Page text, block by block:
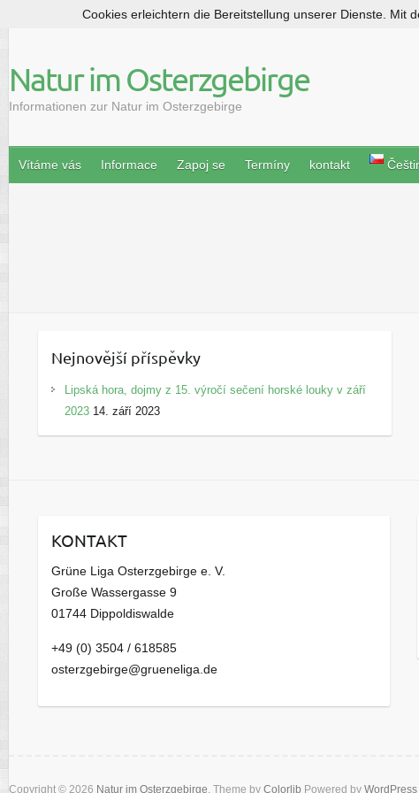
p
t
c
n
Natur im Osterzgebirge
Informationen zur Natur im Osterzgebirge
Vítáme vás Informace Zapoj se Termíny kontakt
Nejnovější příspěvky
Lipská hora, dojmy z 15. výročí sečení horské louky v září
2023 14. září 2023
KONTAKT
Grüne Liga Osterzgebirge e. V.
Große Wassergasse 9
01744 Dippoldiswalde
+49 (0) 3504 / 618585
osterzgebirge@grueneliga.de
Copyright © 2026 Natur im Osterzgebirge. Theme by Colorlib Powered by WordPress
Cookies erleichtern die Bereitstellung unserer Dienste. Mit